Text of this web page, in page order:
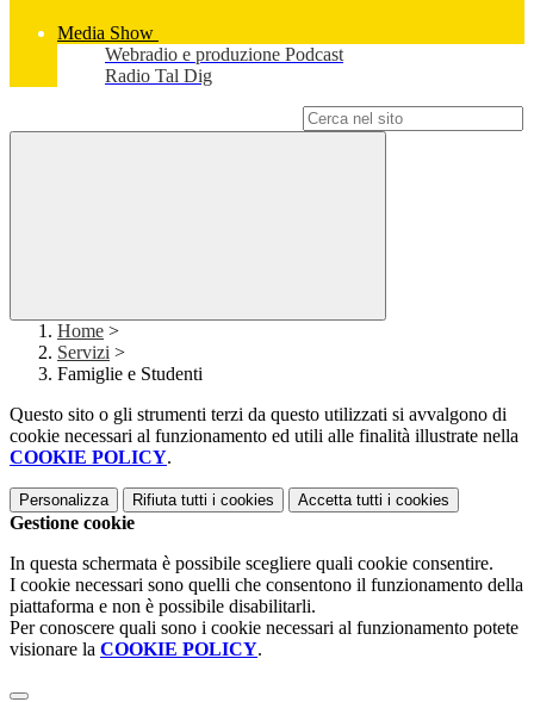
Media Show
Webradio e produzione Podcast
Radio Tal Dig
Home >
Servizi >
Famiglie e Studenti
Questo sito o gli strumenti terzi da questo utilizzati si avvalgono di
cookie necessari al funzionamento ed utili alle finalità illustrate nella
COOKIE POLICY.
Personalizza Rifiuta tutti i cookies Accetta tutti i cookies
Gestione cookie
In questa schermata è possibile scegliere quali cookie consentire.
I cookie necessari sono quelli che consentono il funzionamento della
piattaforma e non è possibile disabilitarli.
Per conoscere quali sono i cookie necessari al funzionamento potete
visionare la COOKIE POLICY.